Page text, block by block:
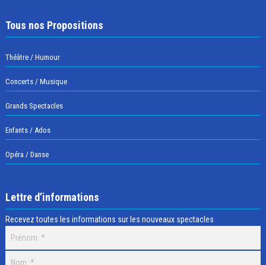
Tous nos Propositions
Théâtre / Humour
Concerts / Musique
Grands Spectacles
Enfants / Ados
Opéra / Danse
Lettre d’informations
Recevez toutes les informations sur les nouveaux spectacles